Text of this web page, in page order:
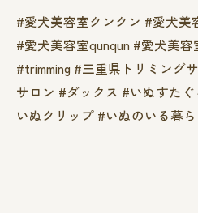
#愛犬美容室クンクン #愛犬美
#愛犬美容室qunqun #愛犬美容
#trimming #三重県トリミング
サロン #ダックス #いぬすた
いぬクリップ #いぬのいる暮ら